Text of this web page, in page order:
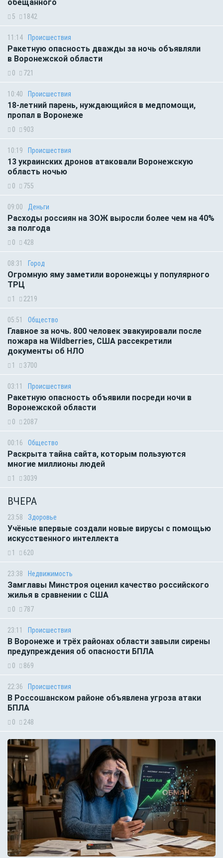
обещанного
5 1842
11:14 Происшествия
Ракетную опасность дважды за ночь объявляли
в Воронежской области
0 721
10:40 Происшествия
18-летний парень, нуждающийся в медпомощи,
пропал в Воронеже
0 903
10:19 Происшествия
13 украинских дронов атаковали Воронежскую
область ночью
0 755
09:00 Деньги
Расходы россиян на ЗОЖ выросли более чем на 40%
за полгода
0 428
08:31 Город
Огромную яму заметили воронежцы у популярного
ТРЦ
1 2219
05:51 Общество
Главное за ночь. 800 человек эвакуировали после
пожара на Wildberries, США рассекретили
документы об НЛО
1 3700
03:11 Происшествия
Ракетную опасность объявили посреди ночи в
Воронежской области
0 2087
00:16 Общество
Раскрыта тайна сайта, которым пользуются
многие миллионы людей
1 3039
ВЧЕРА
23:58 Здоровье
Учёные впервые создали новые вирусы с помощью
искусственного интеллекта
1 620
23:38 Недвижимость
Замглавы Минстроя оценил качество российского
жилья в сравнении с США
0 787
23:11 Происшествия
В Воронеже и трёх районах области завыли сирены
предупреждения об опасности БПЛА
0 869
22:36 Происшествия
В Россошанском районе объявлена угроза атаки
БПЛА
0 248